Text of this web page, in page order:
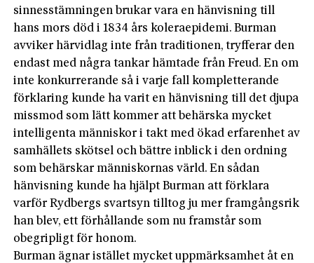
sinnesstämningen brukar vara en hänvisning till
hans mors död i 1834 års koleraepidemi. Burman
avviker härvidlag inte från traditionen, tryfferar den
endast med några tankar hämtade från Freud. En om
inte konkurrerande så i varje fall kompletterande
förklaring kunde ha varit en hänvisning till det djupa
missmod som lätt kommer att behärska mycket
intelligenta människor i takt med ökad erfarenhet av
samhällets skötsel och bättre inblick i den ordning
som behärskar människornas värld. En sådan
hänvisning kunde ha hjälpt Burman att förklara
varför Rydbergs svartsyn tilltog ju mer framgångsrik
han blev, ett förhållande som nu framstår som
obegripligt för honom.
Burman ägnar istället mycket uppmärksamhet åt en